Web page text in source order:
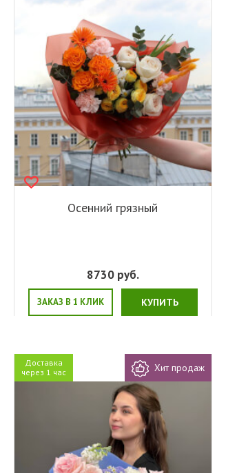
Осенний грязный
8730руб.
ЗАКАЗ В 1 КЛИК КУПИТЬ
Доставка
через 1 час
Хит продаж